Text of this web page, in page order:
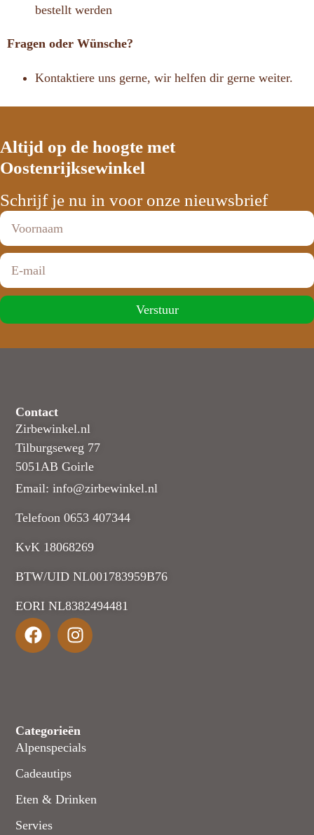
bestellt werden
Fragen oder Wünsche?
Kontaktiere uns gerne, wir helfen dir gerne weiter.
Altijd op de hoogte met
Oostenrijksewinkel
Schrijf je nu in voor onze nieuwsbrief
Verstuur
Contact
Zirbewinkel.nl
Tilburgseweg 77
5051AB Goirle
Email: info@zirbewinkel.nl
Telefoon 0653 407344
KvK 18068269
BTW/UID NL001783959B76
EORI NL8382494481
Categorieën
Alpenspecials
Cadeautips
Eten & Drinken
Servies